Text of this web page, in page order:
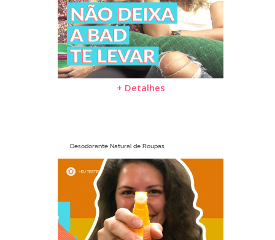
+ Detalhes
Desodorante Natural de Roupas